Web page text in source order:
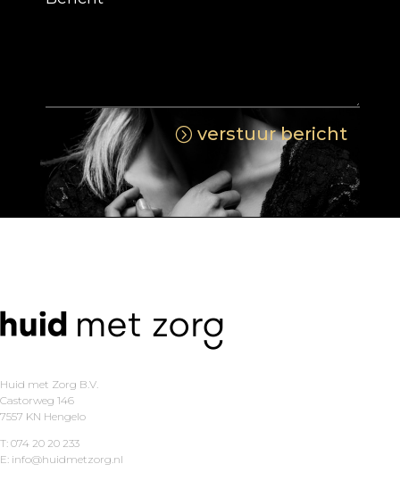
verstuur bericht
Huid met Zorg B.V.
Castorweg 146
7557 KN Hengelo
T: 074 20 20 233
E: info@huidmetzorg.nl